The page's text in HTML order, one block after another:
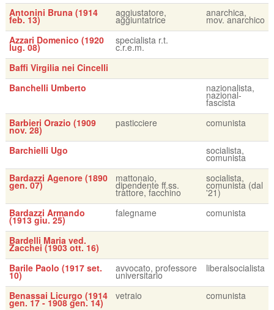
Antonini Bruna (1914
feb. 13)
aggiustatore,
aggiuntatrice
anarchica,
mov. anarchico
Azzari Domenico (1920
lug. 08)
specialista r.t.
c.r.e.m.
Baffi Virgilia nei Cincelli
Banchelli Umberto
nazionalista,
nazional-
fascista
Barbieri Orazio (1909
nov. 28)
pasticciere comunista
Barchielli Ugo socialista,
comunista
Bardazzi Agenore (1890
gen. 07)
mattonaio,
dipendente ff.ss.
trattore, facchino
socialista,
comunista (dal
'21)
Bardazzi Armando
(1913 giu. 25)
falegname comunista
Bardelli Maria ved.
Zacchei (1903 ott. 16)
Barile Paolo (1917 set.
10)
avvocato, professore
universitario
liberalsocialista
Benassai Licurgo (1914
gen. 17 - 1908 gen. 14)
vetraio comunista